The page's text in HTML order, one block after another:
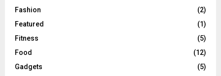
Fashion
(2)
Featured
(1)
Fitness
(5)
Food
(12)
Gadgets
(5)